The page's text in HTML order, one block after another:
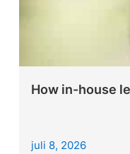
How in-house
juli 8, 2026